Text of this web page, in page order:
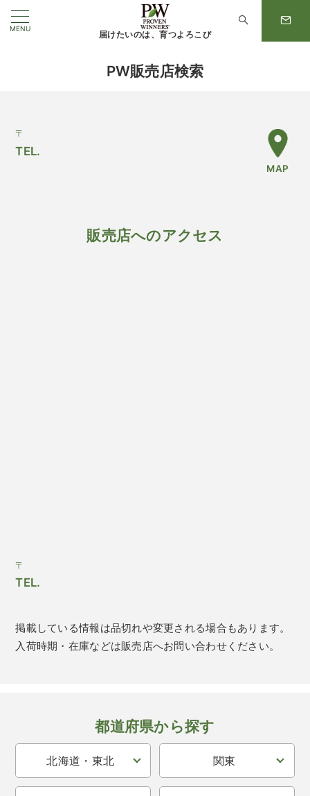
MENU
届けたいのは、育つよろこび
PW販売店検索
〒
TEL.
MAP
販売店へのアクセス
〒
TEL.
掲載している情報は品切れや変更される場合もあります。
入荷時期・在庫などは販売店へお問い合わせください。
都道府県から探す
北海道・東北 関東